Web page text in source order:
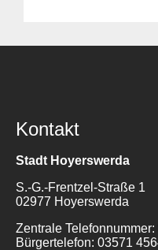
Kontakt
Stadt Hoyerswerda
S.-G.-Frentzel-Straße 1
02977 Hoyerswerda
Zentrale
Bürgertelefon: 03571